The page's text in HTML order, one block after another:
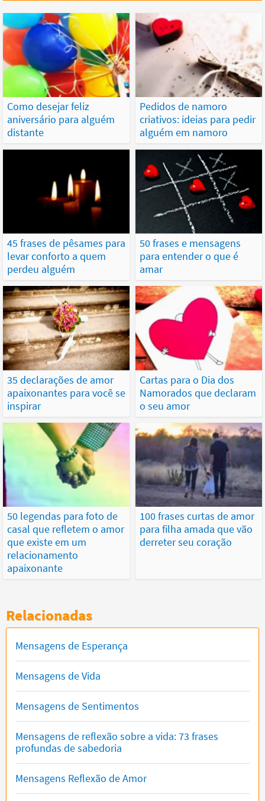
Como desejar feliz
aniversário para alguém
distante
Pedidos de namoro
criativos: ideias para pedir
alguém em namoro
45 frases de pêsames para
levar conforto a quem
perdeu alguém
50 frases e mensagens
para entender o que é
amar
35 declarações de amor
apaixonantes para você se
inspirar
Cartas para o Dia dos
Namorados que declaram
o seu amor
50 legendas para foto de
casal que refletem o amor
que existe em um
relacionamento
apaixonante
100 frases curtas de amor
para filha amada que vão
derreter seu coração
Relacionadas
Mensagens de Esperança
Mensagens de Vida
Mensagens de Sentimentos
Mensagens de reflexão sobre a vida: 73 frases
profundas de sabedoria
Mensagens Reflexão de Amor